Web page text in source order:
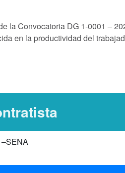
la Convocatoria DG 1-0001 –
en la productividad del